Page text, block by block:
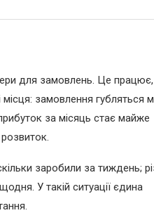
для замовлень. Це працює,
замовлення губляться
за місяць стає майже
заробили за тиждень;
У такій ситуації єдина